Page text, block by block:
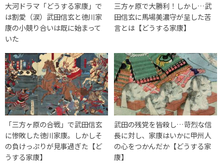
大河ドラマ「どうする家康」で
は割愛（涙）武田信玄と徳川家
康の小競り合いは既に始まって
いた
三方ヶ原で大勝利！しかし…武
田信玄に馬場美濃守が呈した苦
言とは【どうする家康】
「三方ヶ原の合戦」で武田信玄
に惨敗した徳川家康。しかしそ
の負けっぷりが見事過ぎた【ど
うする家康】
武田の残党を皆殺し…苛烈な信
長に対し、家康はいかに甲州人
の心をつかんだか【どうする家
康】